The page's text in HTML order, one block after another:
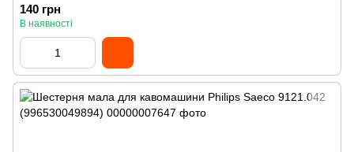
140 грн
В наявності